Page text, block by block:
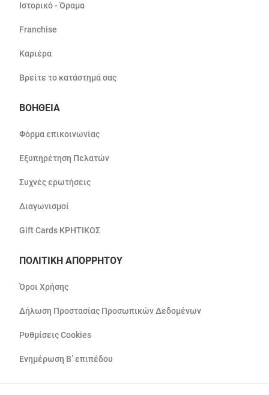
Ιστορικό - Όραμα
Franchise
Καριέρα
Βρείτε το κατάστημά σας
ΒΟΗΘΕΙΑ
Φόρμα επικοινωνίας
Εξυπηρέτηση Πελατών
Συχνές ερωτήσεις
Διαγωνισμοί
Gift Cards ΚΡΗΤΙΚΟΣ
ΠΟΛΙΤΙΚΗ ΑΠΟΡΡΗΤΟΥ
Όροι Χρήσης
Δήλωση Προστασίας Προσωπικών Δεδομένων
Ρυθμίσεις Cookies
Ενημέρωση Β’ επιπέδου